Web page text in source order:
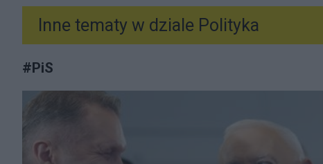
Inne tematy w dziale Polityka
#PiS